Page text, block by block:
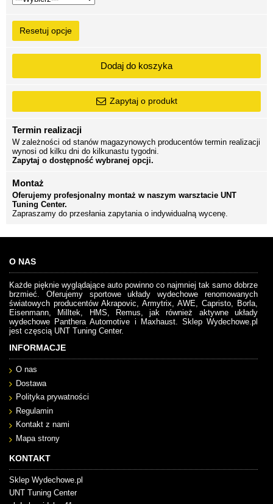
Resetuj opcje
Dodaj do koszyka
Zapytaj o produkt
Termin realizacji
W zależności od stanów magazynowych producentów termin realizacji
wynosi od kilku dni do kilkunastu tygodni.
Zapytaj o dostępność wybranej opcji.
Montaż
Oferujemy profesjonalny montaż w naszym warsztacie UNT
Tuning Center.
Zapraszamy do przesłania zapytania o indywidualną wycenę.
O NAS
Każde pięknie wyglądające auto powinno co najmniej tak samo dobrze
brzmieć. Oferujemy sportowe układy wydechowe renomowanych
światowych producentów Akrapovic, Armytrix, AWE, Capristo, Borla,
Eisenmann, Milltek, HMS, Remus, jak również aktywne układy
wydechowe Panthera Automotive i Maxhaust. Sklep Wydechowe.pl
jest częscią UNT Tuning Center.
INFORMACJE
O nas
Dostawa
Polityka prywatności
Regulamin
Kontakt z nami
Mapa strony
KONTAKT
Sklep Wydechowe.pl
UNT Tuning Center